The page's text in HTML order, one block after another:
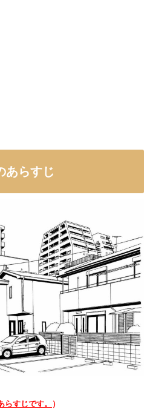
あらすじ
すじです。 ）